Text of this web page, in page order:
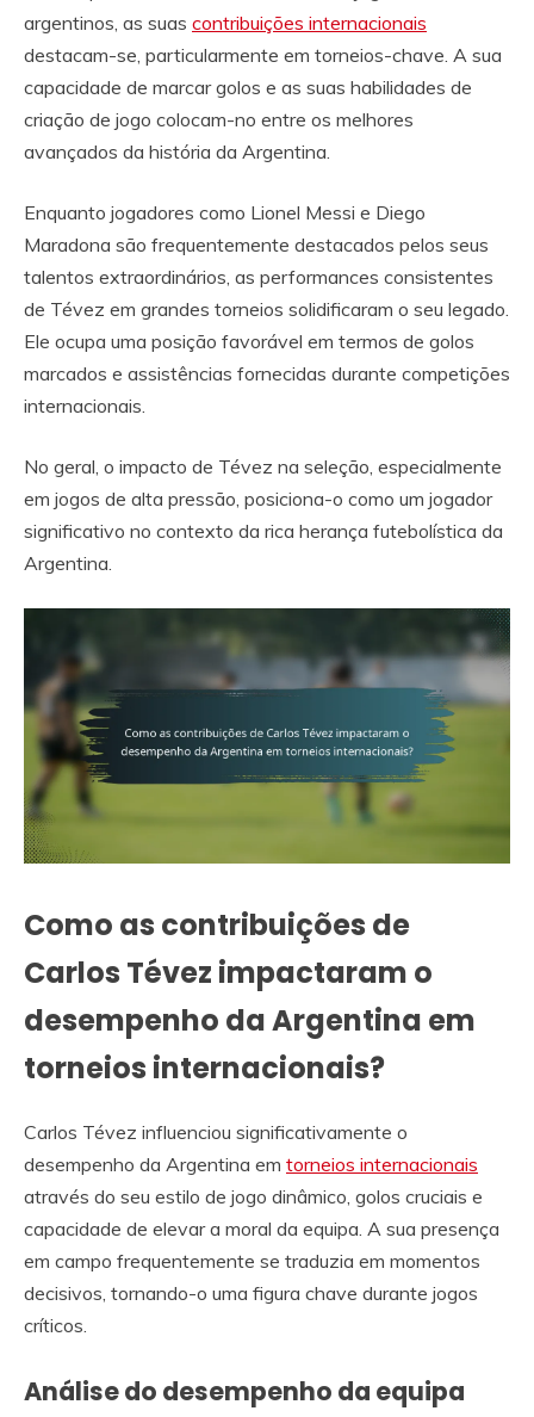
argentinos, as suas contribuições internacionais
destacam-se, particularmente em torneios-chave. A sua
capacidade de marcar golos e as suas habilidades de
criação de jogo colocam-no entre os melhores
avançados da história da Argentina.
Enquanto jogadores como Lionel Messi e Diego
Maradona são frequentemente destacados pelos seus
talentos extraordinários, as performances consistentes
de Tévez em grandes torneios solidificaram o seu legado.
Ele ocupa uma posição favorável em termos de golos
marcados e assistências fornecidas durante competições
internacionais.
No geral, o impacto de Tévez na seleção, especialmente
em jogos de alta pressão, posiciona-o como um jogador
significativo no contexto da rica herança futebolística da
Argentina.
Como as contribuições de
Carlos Tévez impactaram o
desempenho da Argentina em
torneios internacionais?
Carlos Tévez influenciou significativamente o
desempenho da Argentina em torneios internacionais
através do seu estilo de jogo dinâmico, golos cruciais e
capacidade de elevar a moral da equipa. A sua presença
em campo frequentemente se traduzia em momentos
decisivos, tornando-o uma figura chave durante jogos
críticos.
Análise do desempenho da equipa